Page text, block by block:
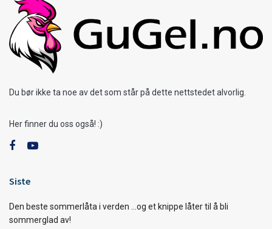
Du bør ikke ta noe av det som står på dette nettstedet alvorlig.
Her finner du oss også! :)
Siste
Den beste sommerlåta i verden …og et knippe låter til å bli
sommerglad av!